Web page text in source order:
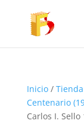
Inicio/ Tienda
Centenario
Carlos I.